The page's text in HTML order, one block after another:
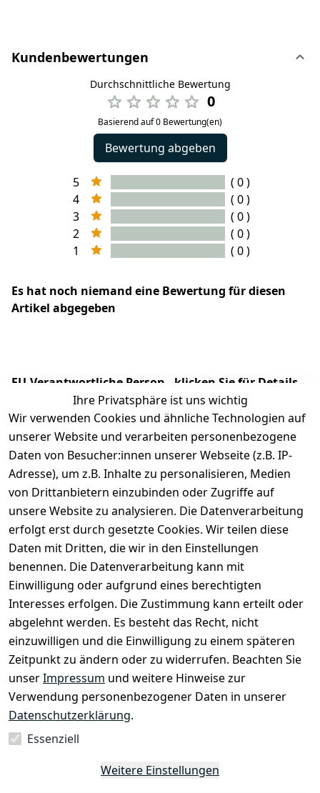
Kundenbewertungen
Durchschnittliche Bewertung
0
Basierend auf 0 Bewertung(en)
Bewertung abgeben
5
( 0 )
4
( 0 )
3
( 0 )
2
( 0 )
1
( 0 )
Es hat noch niemand eine Bewertung für diesen
Artikel abgegeben
EU-Verantwortliche Person - klicken Sie für Details
Ihre Privatsphäre ist uns wichtig
Wir verwenden Cookies und ähnliche Technologien auf
unserer Website und verarbeiten personenbezogene
Daten von Besucher:innen unserer Webseite (z.B. IP-
Adresse), um z.B. Inhalte zu personalisieren, Medien
von Drittanbietern einzubinden oder Zugriffe auf
unsere Website zu analysieren. Die Datenverarbeitung
erfolgt erst durch gesetzte Cookies. Wir teilen diese
Daten mit Dritten, die wir in den Einstellungen
benennen. Die Datenverarbeitung kann mit
Einwilligung oder aufgrund eines berechtigten
Interesses erfolgen. Die Zustimmung kann erteilt oder
abgelehnt werden. Es besteht das Recht, nicht
einzuwilligen und die Einwilligung zu einem späteren
Zeitpunkt zu ändern oder zu widerrufen. Beachten Sie
unserImpressum und weitere Hinweise zur
Verwendung personenbezogener Daten in unserer
Datenschutzerklärung.
Essenziell
Weitere Einstellungen
Rechtliches
Impressum
Datenschutze
rklärung
Barrierefreihe
itserklärung
Widerrufsrec
ht
Services
Registrieren